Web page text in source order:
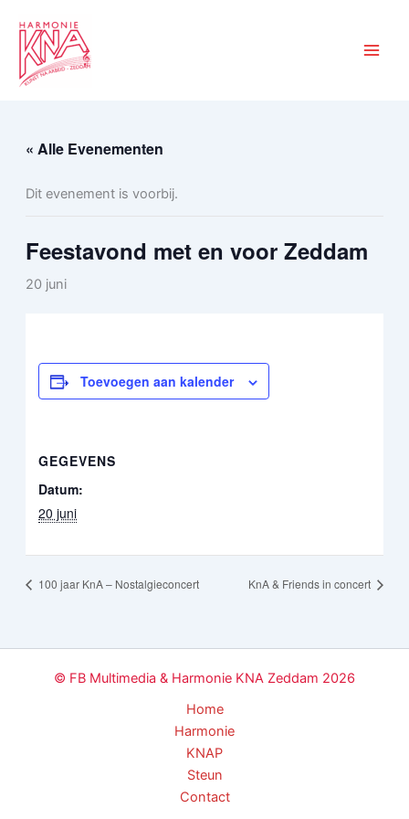
naar
inhoud
« Alle Evenementen
Dit evenement is voorbij.
Feestavond met en voor Zeddam
20 juni
Toevoegen aan kalender
GEGEVENS
Datum:
20 juni
100 jaar KnA – Nostalgieconcert KnA & Friends in concert
© FB Multimedia & Harmonie KNA Zeddam 2026
Home
Harmonie
KNAP
Steun
Contact